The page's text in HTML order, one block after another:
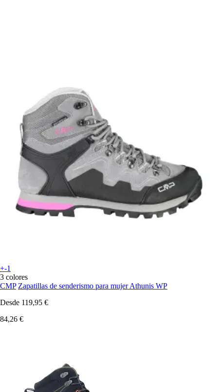
+-1
3 colores
CMP Zapatillas de senderismo para mujer Athunis WP
Desde 119,95 €
84,26 €